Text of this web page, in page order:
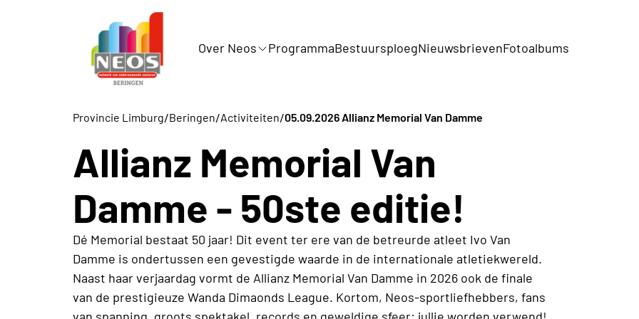
Over Neos ProgrammaBestuursploegNieuwsbrievenFotoalbums
Provincie Limburg/Beringen/Activiteiten/05.09.2026 Allianz Memorial Van Damme
Allianz Memorial Van
Damme - 50ste editie!
Dé Memorial bestaat 50 jaar! Dit event ter ere van de betreurde atleet Ivo Van
Damme is ondertussen een gevestigde waarde in de internationale atletiekwereld.
Naast haar verjaardag vormt de Allianz Memorial Van Damme in 2026 ook de finale
van de prestigieuze Wanda Dimaonds League. Kortom, Neos-sportliefhebbers, fans